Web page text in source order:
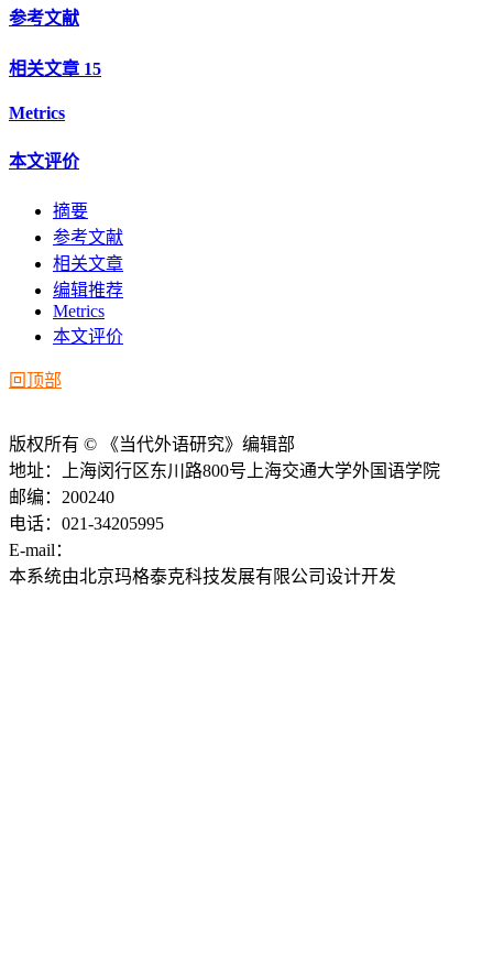
参考文献
相关文章 15
Metrics
本文评价
摘要
参考文献
相关文章
编辑推荐
Metrics
本文评价
回顶部
版权所有 © 《当代外语研究》编辑部
地址：上海闵行区东川路800号上海交通大学外国语学院
邮编：200240
电话：021-34205995
E-mail：
本系统由北京玛格泰克科技发展有限公司设计开发